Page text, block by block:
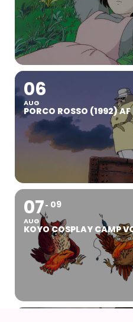
06
AUG
PORCO ROSSO (1992)
07
AUG
09
KOYO COSPLAY CAMP